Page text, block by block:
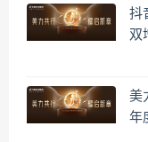
抖
双
美
年